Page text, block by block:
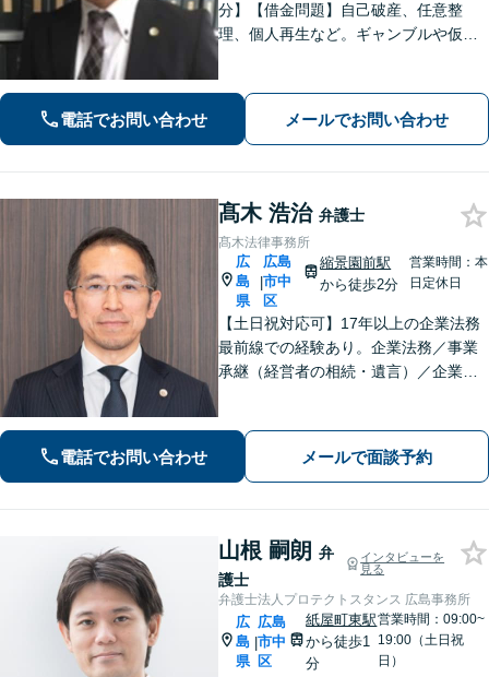
分】【借金問題】自己破産、任意整
理、個人再生など。ギャンブルや仮想
などご相談ください【夜間土日祝相談
可】【初回相談無料】【Zoom面談可】
電話でお問い合わせ メールでお問い合わせ
髙木 浩治 弁護士
髙木法律事務所
広
島
県
|
広島
市中
区
縮景園前駅
から徒歩2分
営業時間：本
日定休日
【土日祝対応可】17年以上の企業法務
最前線での経験あり。企業法務／事業
承継（経営者の相続・遺言）／企業の
験を活かした的確な対応で、企業の発
展と経営をサポート。顧問契約もお任
電話でお問い合わせ メールで面談予約
山根 嗣朗 弁
護士
インタビューを
見る
弁護士法人プロテクトスタンス 広島事務所
広
島
県
|
広島
市中
区
紙屋町東駅
から徒歩1
分
営業時間：09:00~
19:00（土日祝
日）